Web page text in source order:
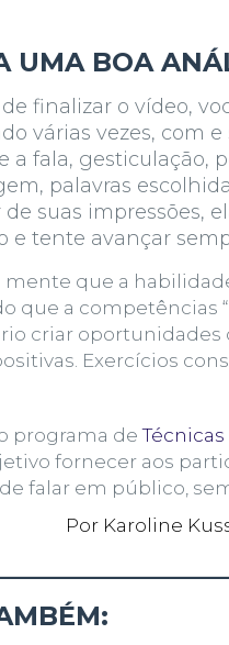
UMA BOA
finalizar o vídeo,
várias vezes, com
a fala, gesticulação,
palavras
suas impressões,
e tente avançar
mente que a
que a competências
criar oportunidades
Exercícios
programa de
fornecer aos
de falar em público,
Por Karoline